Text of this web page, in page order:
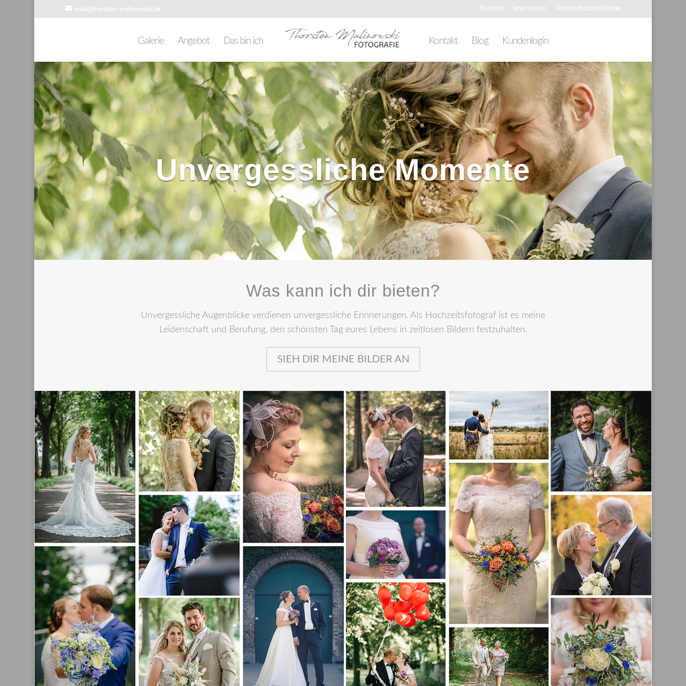
mail@thorsten-malinowski.de Kontakt Impressum Datenschutzerklärung
Galerie Angebot Das bin ich Kontakt Blog Kundenlogin
Unvergessliche Momente
Was kann ich dir bieten?
Unvergessliche Augenblicke verdienen unvergessliche Erinnerungen. Als Hochzeitsfotograf ist es meine
Leidenschaft und Berufung, den schönsten Tag eures Lebens in zeitlosen Bildern festzuhalten.
SIEH DIR MEINE BILDER AN